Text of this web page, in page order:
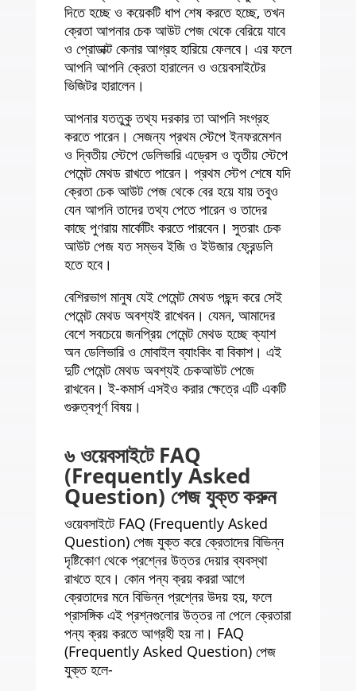
দিতে হচ্ছে ও কয়েকটি ধাপ শেষ করতে হচ্ছে, তখন
ক্রেতা আপনার চেক আউট পেজ থেকে বেরিয়ে যাবে
ও প্রোডাক্ট কেনার আগ্রহ হারিয়ে ফেলবে। এর ফলে
আপনি আপনি ক্রেতা হারালেন ও ওয়েবসাইটের
ভিজিটর হারালেন।
আপনার যততুকু তথ্য দরকার তা আপনি সংগ্রহ
করতে পারেন। সেজন্য প্রথম স্টেপে ইনফরমেশন
ও দ্বিতীয় স্টেপে ডেলিভারি এড্রেস ও তৃতীয় স্টেপে
পেমেন্ট মেথড রাখতে পারেন। প্রথম স্টেপ শেষে যদি
ক্রেতা চেক আউট পেজ থেকে বের হয়ে যায় তবুও
যেন আপনি তাদের তথ্য পেতে পারেন ও তাদের
কাছে পুণরায় মার্কেটিং করতে পারবেন। সুতরাং চেক
আউট পেজ যত সম্ভব ইজি ও ইউজার ফ্রেন্ডলি
হতে হবে।
বেশিরভাগ মানুষ যেই পেমেন্ট মেথড পছন্দ করে সেই
পেমেন্ট মেথড অবশ্যই রাখেবন। যেমন, আমাদের
বেশে সবচেয়ে জনপ্রিয় পেমেন্ট মেথড হচ্ছে ক্যাশ
অন ডেলিভারি ও মোবাইল ব্যাংকিং বা বিকাশ। এই
দুটি পেমেন্ট মেথড অবশ্যই চেকআউট পেজে
রাখবেন। ই-কমার্স এসইও করার ক্ষেত্রে এটি একটি
গুরুত্বপূর্ণ বিষয়।
৬ ওয়েবসাইটে FAQ
(Frequently Asked
Question) পেজ যুক্ত করুন
ওয়েবসাইটে FAQ (Frequently Asked
Question) পেজ যুক্ত করে ক্রেতাদের বিভিন্ন
দৃষ্টিকোণ থেকে প্রশ্নের উত্তর দেয়ার ব্যবস্থা
রাখতে হবে। কোন পন্য ক্রয় কররা আগে
ক্রেতাদের মনে বিভিন্ন প্রশ্নের উদয় হয়, ফলে
প্রাসঙ্গিক এই প্রশ্নগুলোর উত্তর না পেলে ক্রেতারা
পন্য ক্রয় করতে আগ্রহী হয় না। FAQ
(Frequently Asked Question) পেজ
যুক্ত হলে-